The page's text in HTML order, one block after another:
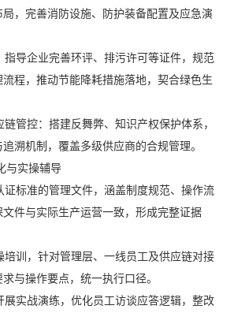
，完善消防设施、防护装备配置及应急演
企业完善环评、排污许可等证件，规范
程，推动节能降耗措施落地，契合绿色生
控：搭建反舞弊、知识产权保护体系，
溯机制，覆盖多级供应商的合规管理。
实操辅导
准的管理文件，涵盖制度规范、操作流
件与实际生产运营一致，形成完整证据
，针对管理层、一线员工及供应链对接
与操作要点，统一执行口径。
战演练，优化员工访谈应答逻辑，整改